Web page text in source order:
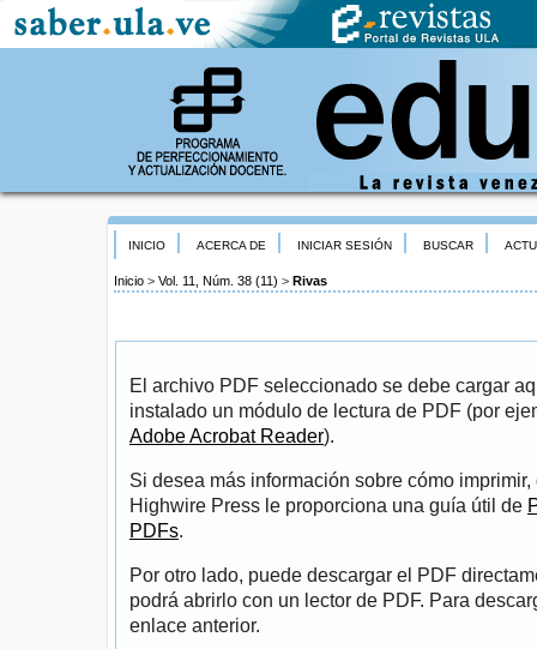
INICIO ACERCA DE INICIAR SESIÓN BUSCAR
Inicio > Vol. 11, Núm. 38 (11) > Rivas
El archivo PDF seleccionado se debe cargar
instalado un módulo de lectura de PDF (por
Adobe Acrobat Reader).
Si desea más información sobre cómo
Highwire Press le proporciona una guía útil de
PDFs.
Por otro lado, puede descargar el PDF
podrá abrirlo con un lector de PDF. Para
enlace anterior.